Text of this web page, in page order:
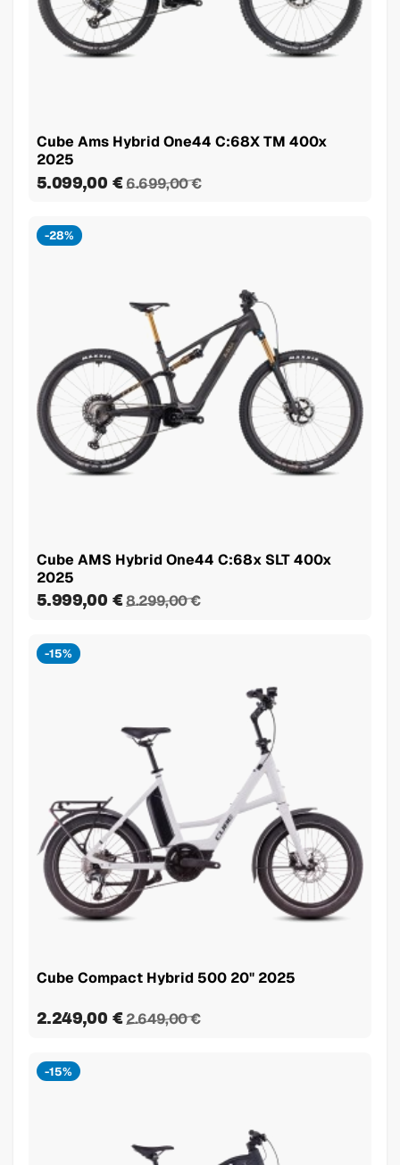
Cube Ams Hybrid One44 C:68X TM 400x
2025
5.099,00 € 6.699,00 €
-28%
Cube AMS Hybrid One44 C:68x SLT 400x
2025
5.999,00 € 8.299,00 €
-15%
Cube Compact Hybrid 500 20" 2025
2.249,00 € 2.649,00 €
-15%